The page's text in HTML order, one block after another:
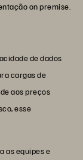
on premise.
de dados
cargas de
aos preços
esse
as equipes e